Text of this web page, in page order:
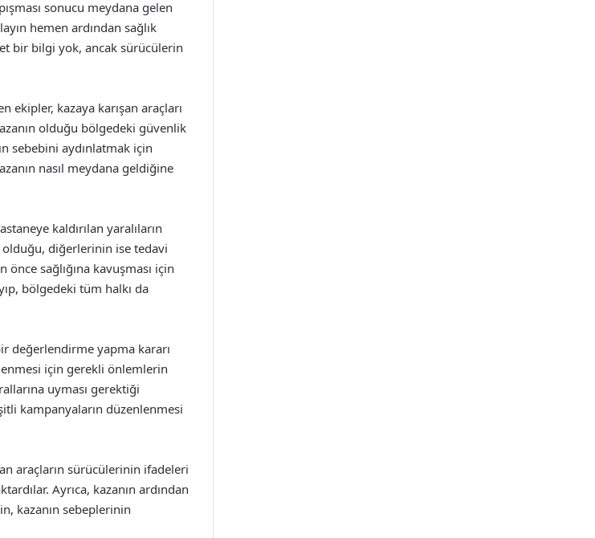
sonucu meydana gelen
hemen ardından sağlık
bir bilgi yok, ancak sürücülerin
ekipler, kazaya karışan araçları
olduğu bölgedeki güvenlik
sebebini aydınlatmak için
nasıl meydana geldiğine
kaldırılan yaralıların
olduğu, diğerlerinin ise tedavi
önce sağlığına kavuşması için
bölgedeki tüm halkı da
değerlendirme yapma kararı
için gerekli önlemlerin
uyması gerektiği
kampanyaların düzenlenmesi
araçların sürücülerinin ifadeleri
Ayrıca, kazanın ardından
kazanın sebeplerinin